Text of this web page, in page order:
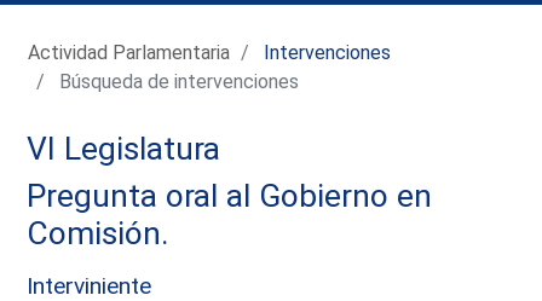
Actividad Parlamentaria
Intervenciones
Búsqueda de intervenciones
VI Legislatura
Pregunta oral al Gobierno en
Comisión.
Interviniente